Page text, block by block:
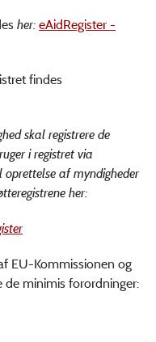
her: eAidRegister -
findes
skal registrere de
i registret via
oprettelse af myndigheder
her:
EU-Kommissionen og
minimis forordninger: